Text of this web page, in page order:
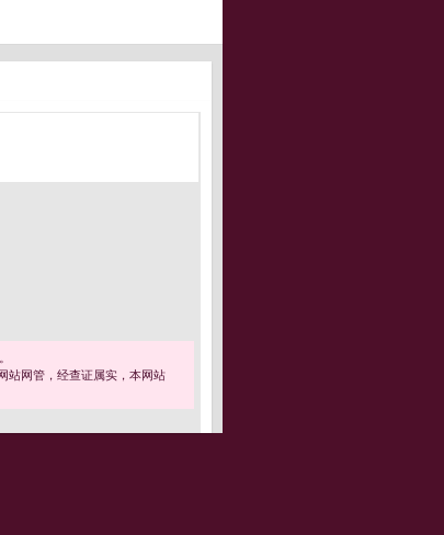
站网管，经查证属实，本网站